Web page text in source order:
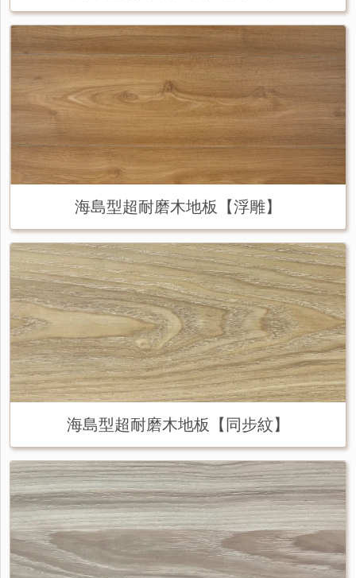
海島型超耐磨木地板【浮雕】
海島型超耐磨木地板【同步紋】